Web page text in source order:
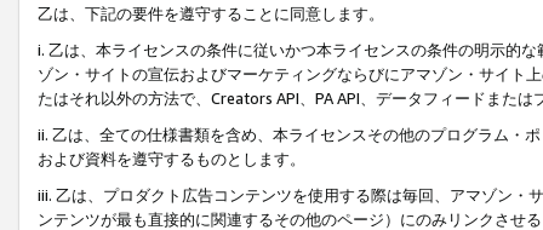
乙は、下記の要件を遵守することに同意します。
i. 乙は、本ライセンスの条件に従いかつ本ライセンスの条件の明示的
ゾン・サイトの宣伝およびマーケティングならびにアマゾン・サイト
たはそれ以外の方法で、Creators API、PA API、データフィードまた
ii. 乙は、全ての仕様書類を含め、本ライセンスその他のプログラム・
および資料を遵守するものとします。
iii. 乙は、プロダクト広告コンテンツを使用する際は毎回、アマゾン
ンテンツが最も直接的に関連するその他のページ）にのみリンクさせ